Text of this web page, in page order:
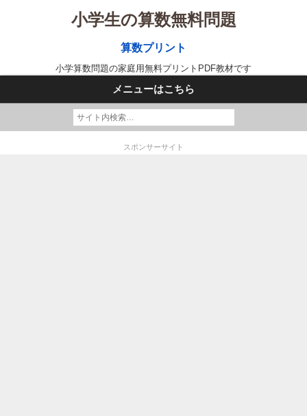
小学生の算数無料問題
算数プリント
小学算数問題の家庭用無料プリントPDF教材です
メニューはこちら
スポンサーサイト